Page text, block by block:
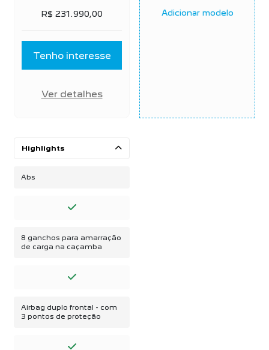
R$ 231.990,00
Tenho interesse
Ver detalhes
Adicionar modelo
Highlights
Abs
8 ganchos para amarração
de carga na caçamba
Airbag duplo frontal - com
3 pontos de proteção